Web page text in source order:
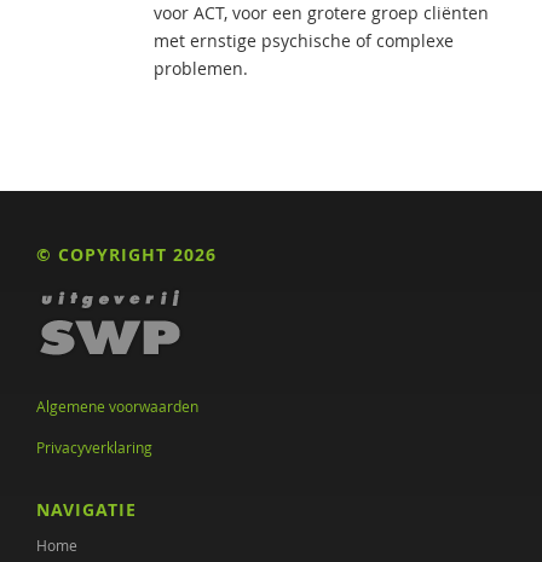
voor ACT, voor een grotere groep cliënten
met ernstige psychische of complexe
problemen.
© COPYRIGHT 2026
Algemene voorwaarden
Privacyverklaring
NAVIGATIE
Home